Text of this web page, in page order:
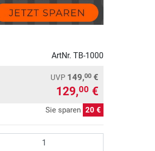
ArtNr. TB-1000
UVP 149,00 €
129,00 €
Sie sparen 20 €